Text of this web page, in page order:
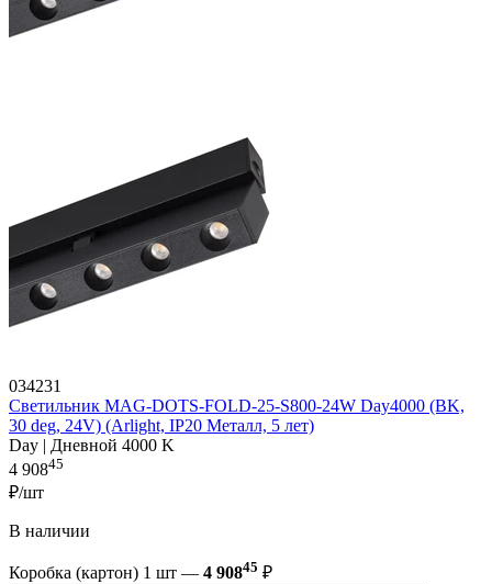
034231
Светильник MAG-DOTS-FOLD-25-S800-24W Day4000 (BK,
30 deg, 24V) (Arlight, IP20 Металл, 5 лет)
Day | Дневной 4000 K
4 90845
₽/шт
В наличии
Коробка (картон) 1 шт — 4 90845 ₽